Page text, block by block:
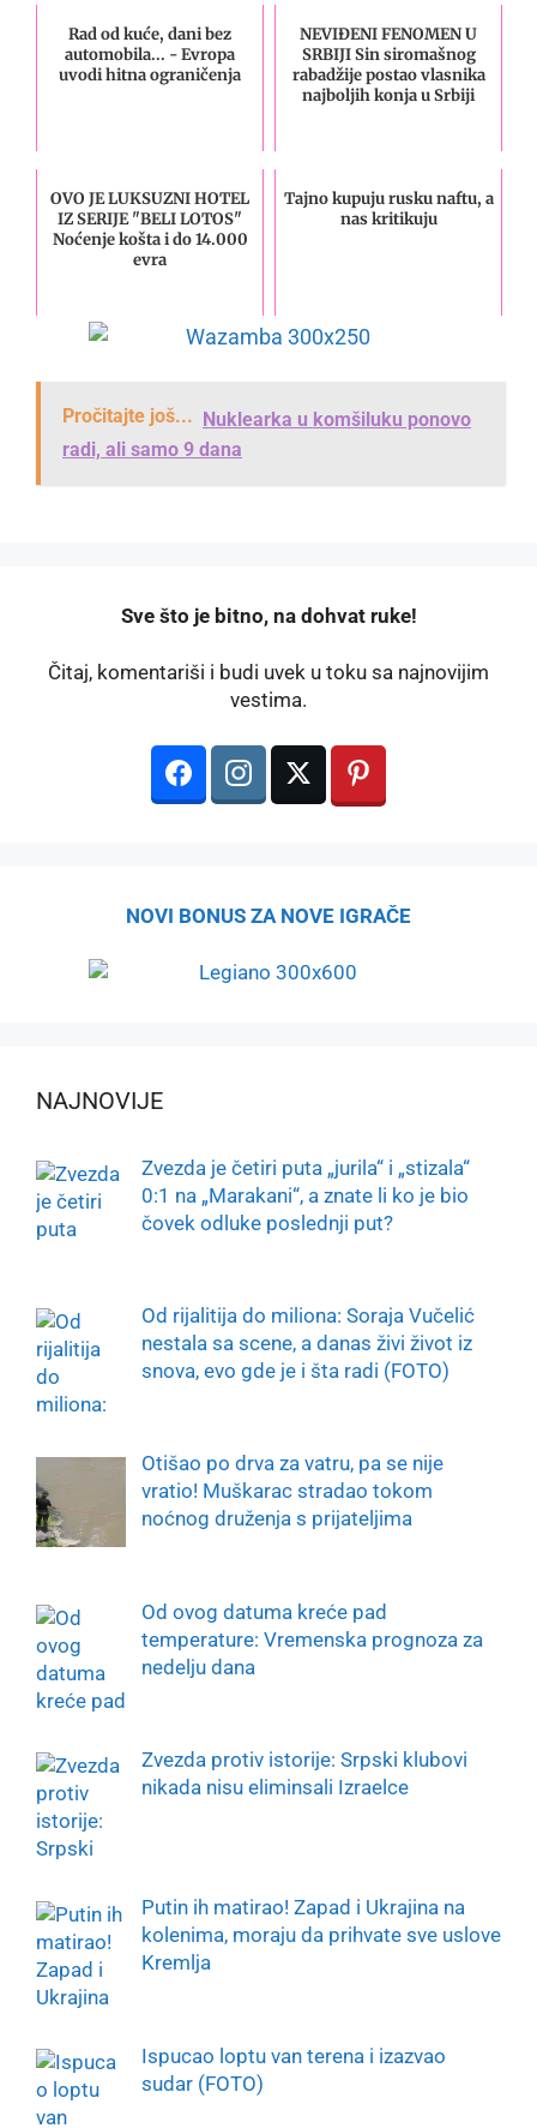
Rad od kuće, dani bez
automobila... - Evropa
uvodi hitna ograničenja
NEVIĐENI FENOMEN U
SRBIJI Sin siromašnog
rabadžije postao vlasnika
najboljih konja u Srbiji
OVO JE LUKSUZNI HOTEL
IZ SERIJE "BELI LOTOS"
Noćenje košta i do 14.000
evra
Tajno kupuju rusku naftu, a
nas kritikuju
Pročitajte još...
Nuklearka u komšiluku ponovo
radi, ali samo 9 dana
️Sve što je bitno, na dohvat ruke!
Čitaj, komentariši i budi uvek u toku sa najnovijim
vestima.
NOVI BONUS ZA NOVE IGRAČE
NAJNOVIJE
Zvezda je četiri puta „jurila“ i „stizala“
0:1 na „Marakani“, a znate li ko je bio
čovek odluke poslednji put?
Od rijalitija do miliona: Soraja Vučelić
nestala sa scene, a danas živi život iz
snova, evo gde je i šta radi (FOTO)
Otišao po drva za vatru, pa se nije
vratio! Muškarac stradao tokom
noćnog druženja s prijateljima
Od ovog datuma kreće pad
temperature: Vremenska prognoza za
nedelju dana
Zvezda protiv istorije: Srpski klubovi
nikada nisu eliminsali Izraelce
Putin ih matirao! Zapad i Ukrajina na
kolenima, moraju da prihvate sve uslove
Kremlja
Ispucao loptu van terena i izazvao
sudar (FOTO)